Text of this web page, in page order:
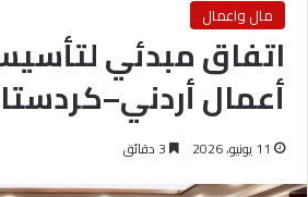
مال واعمال
اتفاق مبدئي
أعمال
11 يونيو، 2026